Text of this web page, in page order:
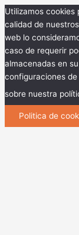
Utilizamos
calidad de
web lo
caso de requerir
almacenadas en
configuraciones
sobre nuestra
Politica de